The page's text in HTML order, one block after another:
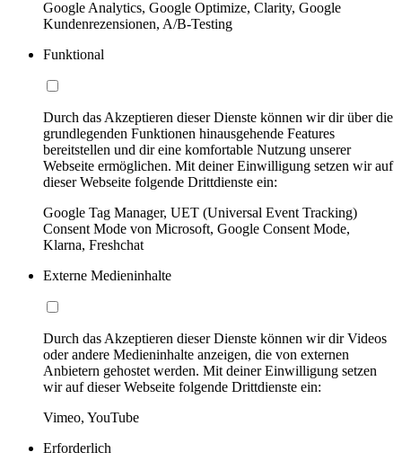
Google Analytics, Google Optimize, Clarity, Google
Kundenrezensionen, A/B-Testing
Funktional
Durch das Akzeptieren dieser Dienste können wir dir über die
grundlegenden Funktionen hinausgehende Features
bereitstellen und dir eine komfortable Nutzung unserer
Webseite ermöglichen. Mit deiner Einwilligung setzen wir auf
dieser Webseite folgende Drittdienste ein:
Google Tag Manager, UET (Universal Event Tracking)
Consent Mode von Microsoft, Google Consent Mode,
Klarna, Freshchat
Externe Medieninhalte
Durch das Akzeptieren dieser Dienste können wir dir Videos
oder andere Medieninhalte anzeigen, die von externen
Anbietern gehostet werden. Mit deiner Einwilligung setzen
wir auf dieser Webseite folgende Drittdienste ein:
Vimeo, YouTube
Erforderlich